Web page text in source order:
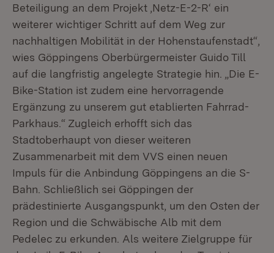
Beteiligung an dem Projekt ‚Netz-E-2-R‘ ein
weiterer wichtiger Schritt auf dem Weg zur
nachhaltigen Mobilität in der Hohenstaufenstadt“,
wies Göppingens Oberbürgermeister Guido Till
auf die langfristig angelegte Strategie hin. „Die E-
Bike-Station ist zudem eine hervorragende
Ergänzung zu unserem gut etablierten Fahrrad-
Parkhaus.“ Zugleich erhofft sich das
Stadtoberhaupt von dieser weiteren
Zusammenarbeit mit dem VVS einen neuen
Impuls für die Anbindung Göppingens an die S-
Bahn. Schließlich sei Göppingen der
prädestinierte Ausgangspunkt, um den Osten der
Region und die Schwäbische Alb mit dem
Pedelec zu erkunden. Als weitere Zielgruppe für